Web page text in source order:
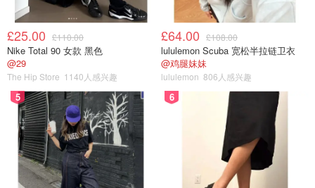
目前，只有高管妈和她的孩子们搬进了奥斯汀大院，前妻威
尔逊和她的孩子们预计也会效仿。
£25.00 £110.00
Nike Total 90 女款 黑色
@29
The Hip Store 1140人感兴趣
£64.00 £108.00
lululemon Scuba 宽松半拉链卫衣
@鸡腿妹妹
lululemon 806人感兴趣
5 6